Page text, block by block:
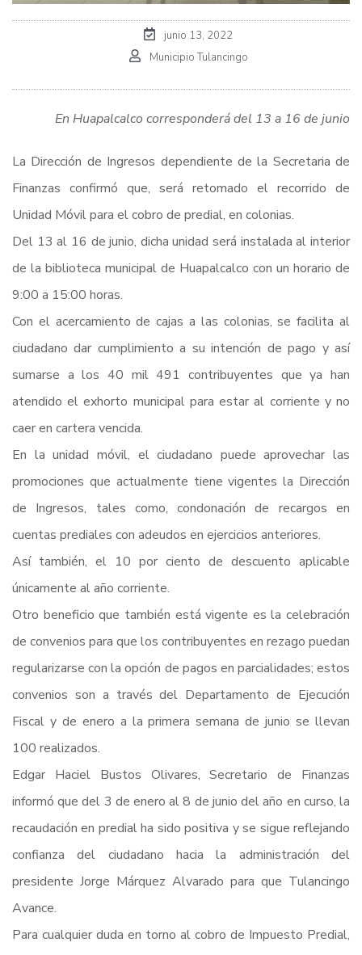
junio 13, 2022
Municipio Tulancingo
En Huapalcalco corresponderá del 13 a 16 de junio
La Dirección de Ingresos dependiente de la Secretaria de
Finanzas confirmó que, será retomado el recorrido de
Unidad Móvil para el cobro de predial, en colonias.
Del 13 al 16 de junio, dicha unidad será instalada al interior
de la biblioteca municipal de Huapalcalco con un horario de
9:00 a 15:00 horas.
Con el acercamiento de cajas a las colonias, se facilita al
ciudadano dar cumplimiento a su intención de pago y así
sumarse a los 40 mil 491 contribuyentes que ya han
atendido el exhorto municipal para estar al corriente y no
caer en cartera vencida.
En la unidad móvil, el ciudadano puede aprovechar las
promociones que actualmente tiene vigentes la Dirección
de Ingresos, tales como, condonación de recargos en
cuentas prediales con adeudos en ejercicios anteriores.
Así también, el 10 por ciento de descuento aplicable
únicamente al año corriente.
Otro beneficio que también está vigente es la celebración
de convenios para que los contribuyentes en rezago puedan
regularizarse con la opción de pagos en parcialidades; estos
convenios son a través del Departamento de Ejecución
Fiscal y de enero a la primera semana de junio se llevan
100 realizados.
Edgar Haciel Bustos Olivares, Secretario de Finanzas
informó que del 3 de enero al 8 de junio del año en curso, la
recaudación en predial ha sido positiva y se sigue reflejando
confianza del ciudadano hacia la administración del
presidente Jorge Márquez Alvarado para que Tulancingo
Avance.
Para cualquier duda en torno al cobro de Impuesto Predial,